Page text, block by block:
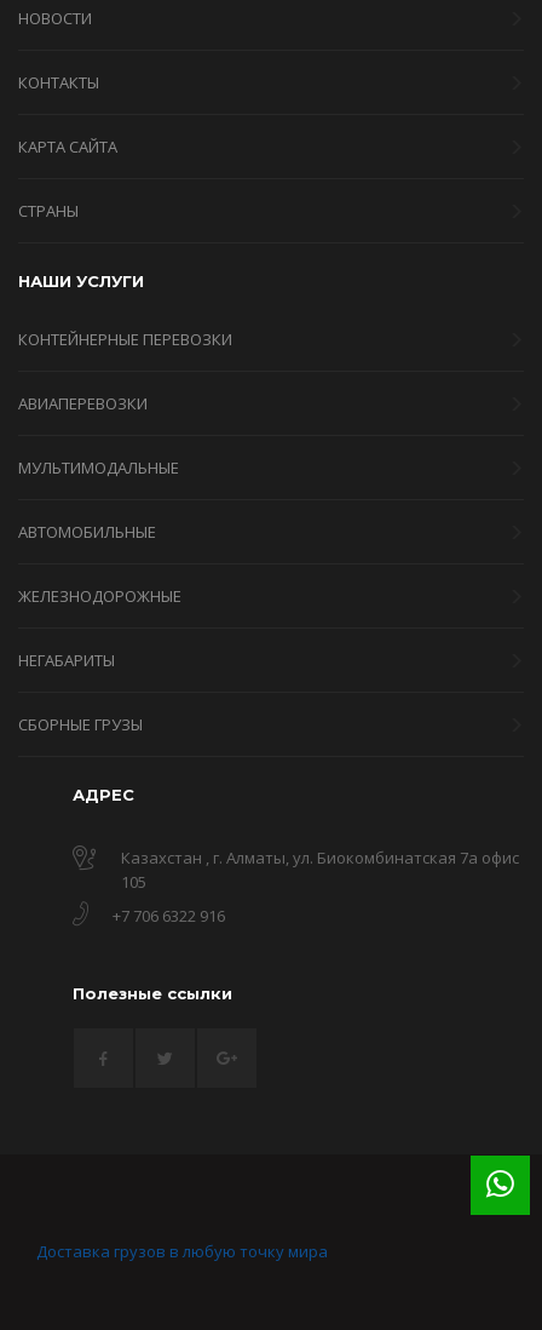
НОВОСТИ
КОНТАКТЫ
КАРТА САЙТА
СТРАНЫ
НАШИ УСЛУГИ
КОНТЕЙНЕРНЫЕ ПЕРЕВОЗКИ
АВИАПЕРЕВОЗКИ
МУЛЬТИМОДАЛЬНЫЕ
АВТОМОБИЛЬНЫЕ
ЖЕЛЕЗНОДОРОЖНЫЕ
НЕГАБАРИТЫ
СБОРНЫЕ ГРУЗЫ
АДРЕС
Казахстан , г. Алматы, ул. Биокомбинатская 7а офис
105
+7 706 6322 916
Полезные ссылки
Доставка грузов в любую точку мира